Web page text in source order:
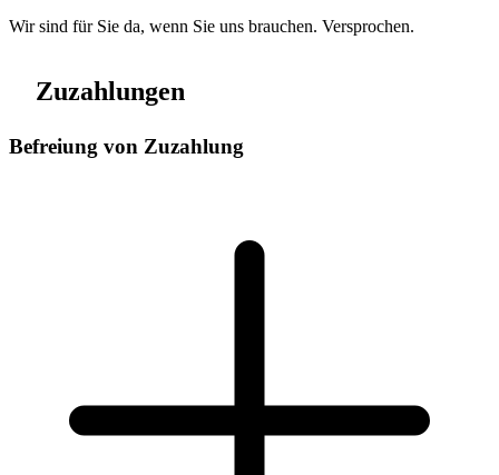
Wir sind für Sie da, wenn Sie uns brauchen. Versprochen.
Zuzahlungen
Befreiung von Zuzahlung